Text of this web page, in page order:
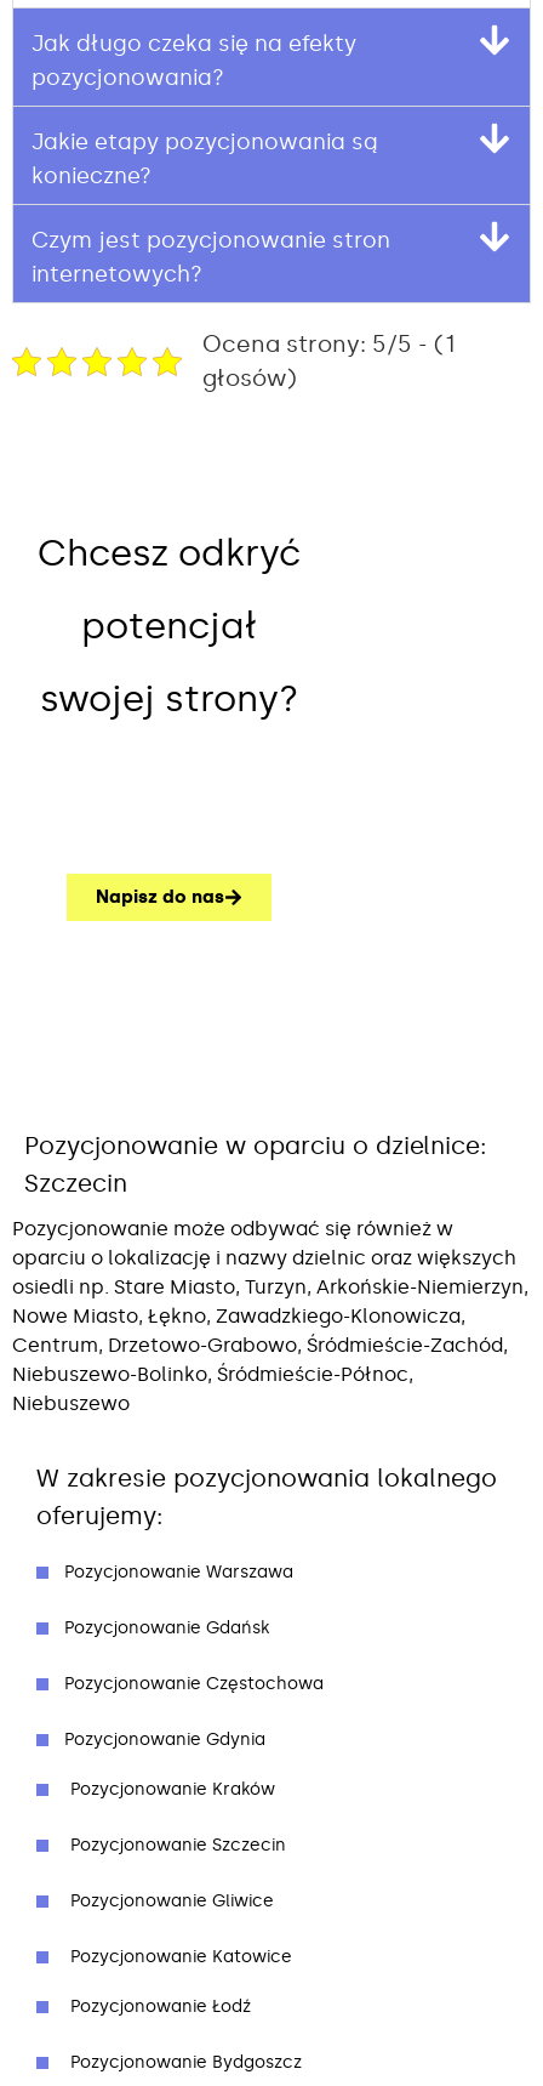
Jak długo czeka się na efekty
pozycjonowania?
Jakie etapy pozycjonowania są
konieczne?
Czym jest pozycjonowanie stron
internetowych?
Ocena strony: 5/5 - (1
głosów)
Chcesz odkryć
potencjał
swojej strony?
Napisz do nas
Pozycjonowanie w oparciu o dzielnice:
Szczecin
Pozycjonowanie może odbywać się również w
oparciu o lokalizację i nazwy dzielnic oraz większych
osiedli np. Stare Miasto, Turzyn, Arkońskie-Niemierzyn,
Nowe Miasto, Łękno, Zawadzkiego-Klonowicza,
Centrum, Drzetowo-Grabowo, Śródmieście-Zachód,
Niebuszewo-Bolinko, Śródmieście-Północ,
Niebuszewo
W zakresie pozycjonowania lokalnego
oferujemy:
Pozycjonowanie Warszawa
Pozycjonowanie Gdańsk
Pozycjonowanie Częstochowa
Pozycjonowanie Gdynia
Pozycjonowanie Kraków
Pozycjonowanie Szczecin
Pozycjonowanie Gliwice
Pozycjonowanie Katowice
Pozycjonowanie Łodź
Pozycjonowanie Bydgoszcz